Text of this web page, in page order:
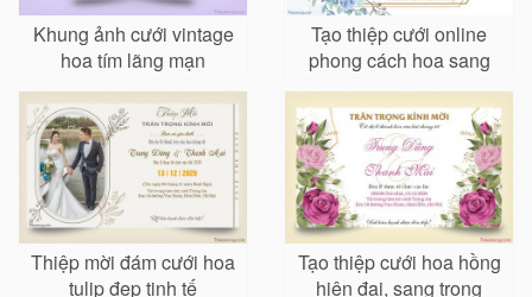
Khung ảnh cưới vintage
hoa tím lãng mạn
Tạo thiệp cưới online
phong cách hoa sang
trọng
Thiệp mời đám cưới hoa
tulip đẹp tinh tế
Tạo thiệp cưới hoa hồng
hiện đại, sang trọng